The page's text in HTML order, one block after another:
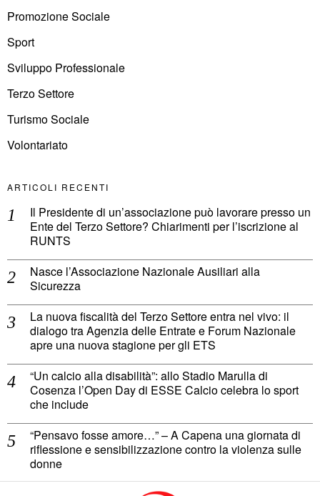
Promozione Sociale
Sport
Sviluppo Professionale
Terzo Settore
Turismo Sociale
Volontariato
ARTICOLI RECENTI
Il Presidente di un’associazione può lavorare presso un
Ente del Terzo Settore? Chiarimenti per l’iscrizione al
RUNTS
Nasce l’Associazione Nazionale Ausiliari alla
Sicurezza
La nuova fiscalità del Terzo Settore entra nel vivo: il
dialogo tra Agenzia delle Entrate e Forum Nazionale
apre una nuova stagione per gli ETS
“Un calcio alla disabilità”: allo Stadio Marulla di
Cosenza l’Open Day di ESSE Calcio celebra lo sport
che include
“Pensavo fosse amore…” – A Capena una giornata di
riflessione e sensibilizzazione contro la violenza sulle
donne